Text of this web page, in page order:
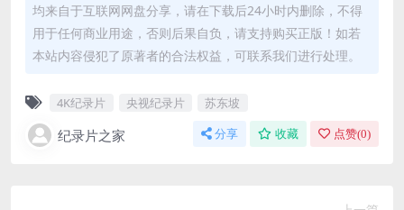
均来自于互联网网盘分享，请在下载后24小时内删除，不得
用于任何商业用途，否则后果自负，请支持购买正版！如若
本站内容侵犯了原著者的合法权益，可联系我们进行处理。
4K纪录片 央视纪录片 苏东坡
纪录片之家 分享 收藏 点赞(0)